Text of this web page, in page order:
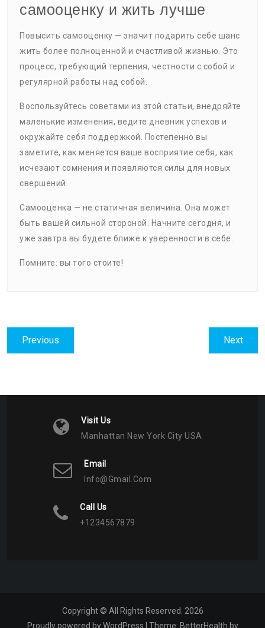
самооценку и жить лучше
Повысить самооценку — значит подарить себе шанс
жить более полноценной и счастливой жизнью. Это
процесс, требующий терпения, честности с собой и
регулярной работы над собой.
Воспользуйтесь советами из этой статьи, внедряйте
маленькие изменения, ведите дневник успехов и
окружайте себя поддержкой. Постепенно вы
заметите, как меняется ваше восприятие себя, как
исчезают сомнения и появляются силы для новых
свершений.
Самооценка — не статичная величина. Она может
быть вашей сильной стороной. Начните сегодня, и
уже завтра вы будете ближе к уверенности в себе.
Помните: вы того стоите!
Навигация
по
Previous
post:
NextNext
post:
Visit Us
Manhattan New York City USA
Email
Info@gmail.com
Call Us
+1234567879
Copyright © All Rights Reserved. 2026
Proudly powered by WordPress | Theme: BetterHealth by